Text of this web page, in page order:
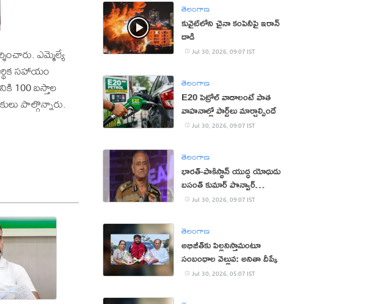
ఎమ్మెల్యే
సహాయం
100 బస్తాల
పాల్గొన్నారు.
తెలంగాణ
కువైట్‌లోని చైనా కంపెనీపై ఇరాన్
దాడి
Jul 30, 2026, 09:07 IST
తెలంగాణ
E20 పెట్రోల్ వాడాలంటే పాత
వాహనాల్లో పార్ట్‌లు మార్చాల్సిందే
Jul 30, 2026, 09:07 IST
తెలంగాణ
భార‌త్‌-పాకిస్థాన్ యుద్ధ యోధుడు
బ‌సంత్ కుమార్ పొన్వార్‌
క‌న్నుమూత‌
Jul 30, 2026, 09:07 IST
తెలంగాణ
అభిజీత్‌కు పిల్ల‌నిస్తామంటూ
సంబంధాల వెల్లువ: అనితా దీప్కే
Jul 30, 2026, 05:07 IST